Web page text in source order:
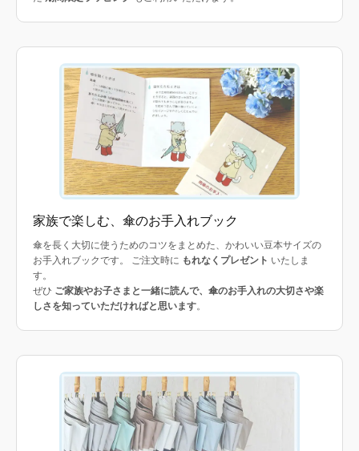
家族で楽しむ、傘のお手入れブック
傘を長く大切に使うためのコツをまとめた、かわいい豆本サイズの
お手入れブックです。 ご注文時に もれなくプレゼント いたしま
す。
ぜひ ご家族やお子さまと一緒に読んで、傘のお手入れの大切さや楽
しさを知っていただければと思います。